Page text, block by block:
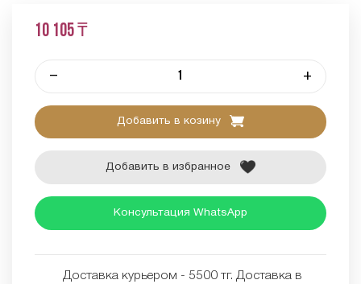
10 105 ₸
– +
Добавить в козину
Добавить в избранное
Консультация WhatsApp
Доставка курьером - 5500 тг. Доставка в